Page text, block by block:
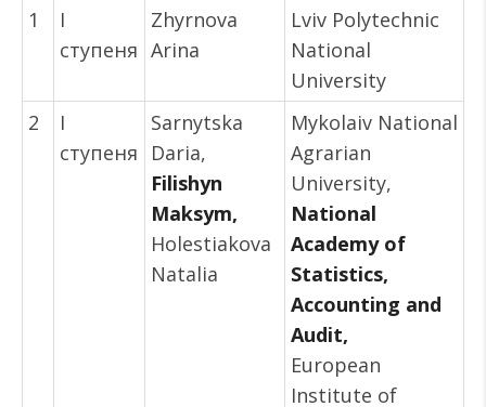
1
I
ступеня
Zhyrnova
Arina
Lviv Polytechnic
National
University
2
I
ступеня
Sarnytska
Daria,
Filishyn
Maksym,
Holestiakova
Natalia
Mykolaiv National
Agrarian
University,
National
Academy of
Statistics,
Accounting and
Audit,
European
Institute of